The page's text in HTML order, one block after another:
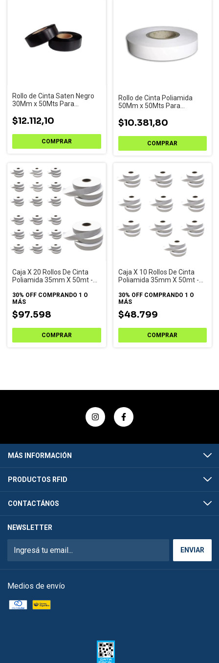
Rollo de Cinta Saten Negro
30Mm x 50Mts Para
$12.112,10
Rollo de Cinta Poliamida
50Mm x 50Mts Para
$10.381,80
Caja X 20 Rollos De Cinta
Poliamida 35mm X 50mt -
30% OFF COMPRANDO 1 O
MÁS
$97.598
Caja X 10 Rollos De Cinta
Poliamida 35mm X 50mt -
30% OFF COMPRANDO 1 O
MÁS
$48.799
MÁS INFORMACIÓN
PRODUCTOS RFID
CONTACTÁNOS
NEWSLETTER
Medios de envío